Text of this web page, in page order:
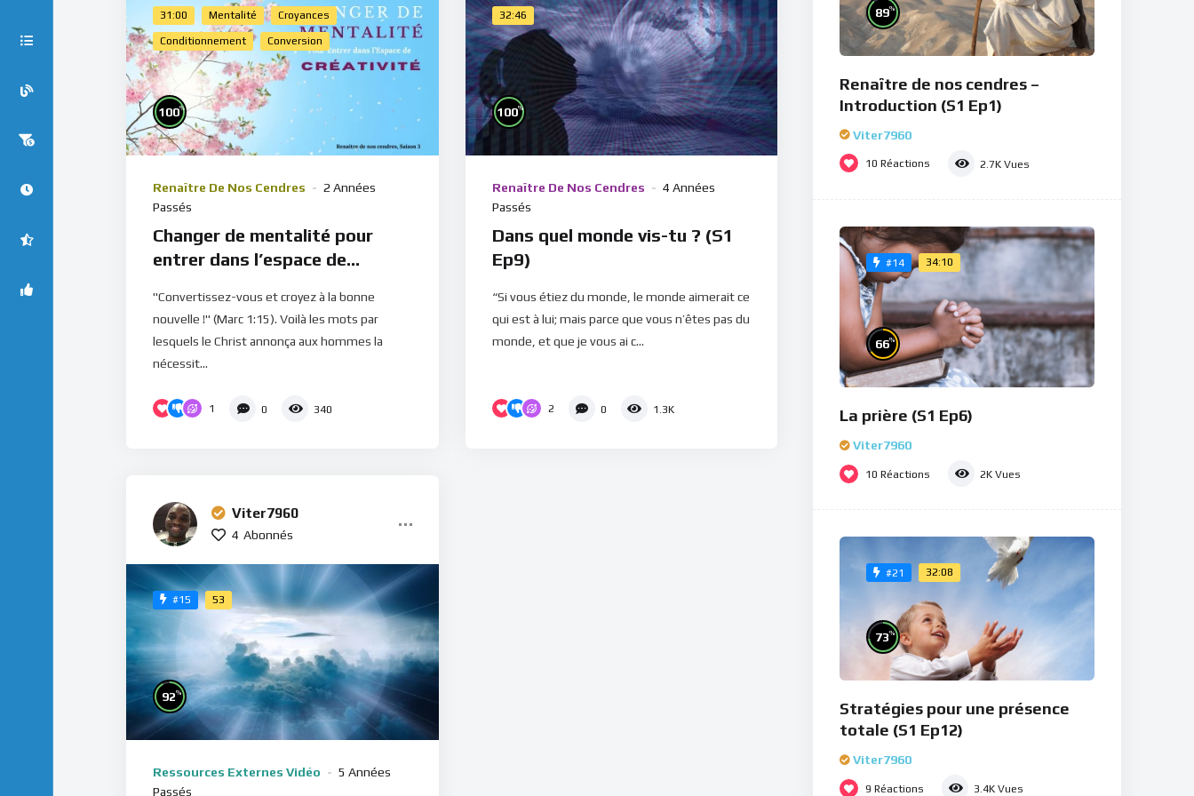
31:00 Mentalité Croyances
Conditionnement Conversion
100%
Renaître De Nos Cendres
2 Années
Passés
Changer de mentalité pour
entrer dans l’espace de
"Convertissez-vous et croyez à la bonne
nouvelle !" (Marc 1:15). Voilà les mots par
lesquels le Christ annonça aux hommes la
nécessit...
1 0 340
32:46
100%
Renaître De Nos Cendres
4 Années
Passés
Dans quel monde vis-tu ? (S1
Ep9)
“Si vous étiez du monde, le monde aimerait ce
qui est à lui; mais parce que vous n’êtes pas du
monde, et que je vous ai c...
2 0 1.3K
Viter7960
4 Abonnés
#15 53
92%
Ressources Externes Vidéo
5 Années
Passés
89%
Renaître de nos cendres –
Introduction (S1 Ep1)
Viter7960
10 Réactions 2.7K Vues
#14 34:10
66%
La prière (S1 Ep6)
Viter7960
10 Réactions 2K Vues
#21 32:08
73%
Stratégies pour une présence
totale (S1 Ep12)
Viter7960
9 Réactions 3.4K Vues